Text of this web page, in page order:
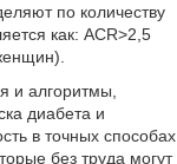
по количеству
как: ACR>2,5
и алгоритмы,
диабета и
в точных способах
без труда могут